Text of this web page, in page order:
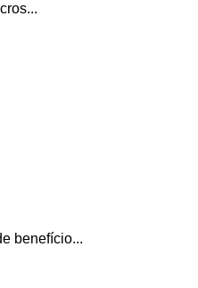
benefício...